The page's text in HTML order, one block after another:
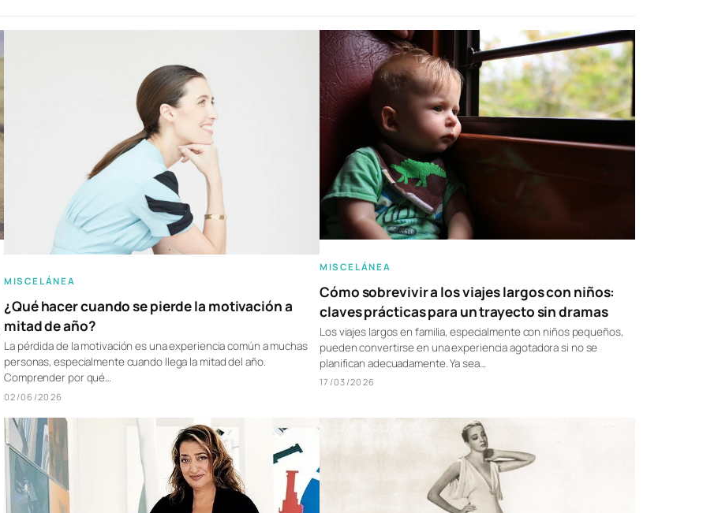
MISCELÁNEA
¿Qué hacer cuando se pierde la motivación a
mitad de año?
La pérdida de la motivación es una experiencia común a muchas
personas, especialmente cuando llega la mitad del año.
Comprender por qué…
02/06/2026
MISCELÁNEA
Cómo sobrevivir a los viajes largos con niños:
claves prácticas para un trayecto sin dramas
Los viajes largos en familia, especialmente con niños pequeños,
pueden convertirse en una experiencia agotadora si no se
planifican adecuadamente. Ya sea…
17/03/2026